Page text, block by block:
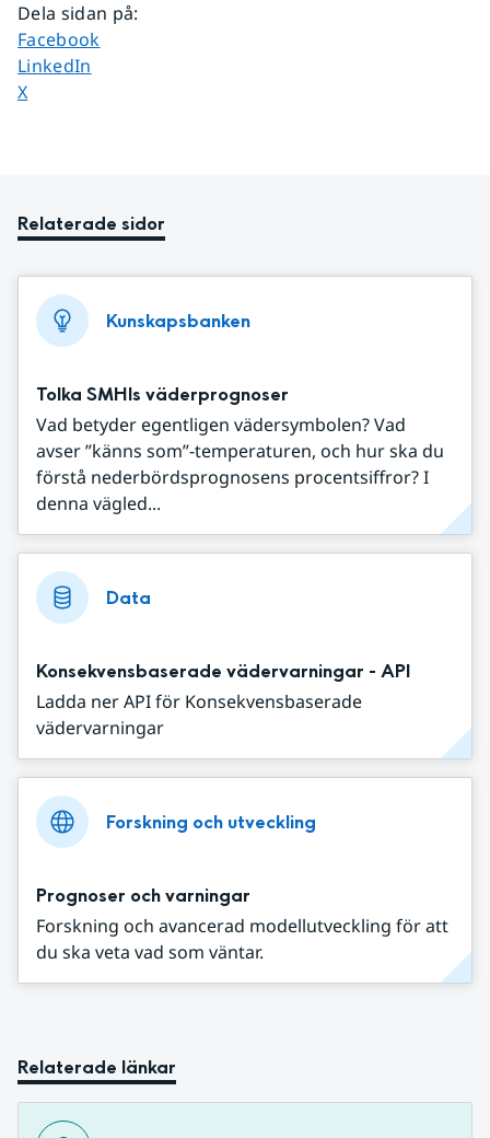
Dela sidan på:
Dela sidan på
Facebook
Dela sidan på
LinkedIn
Dela sidan på
X
Relaterade sidor
Kunskapsbanken
Tolka SMHIs väderprognoser
Vad betyder egentligen vädersymbolen? Vad
avser ”känns som”-temperaturen, och hur ska du
förstå nederbördsprognosens procentsiffror? I
denna vägled...
Data
Konsekvensbaserade vädervarningar - API
Ladda ner API för Konsekvensbaserade
vädervarningar
Forskning och utveckling
Prognoser och varningar
Forskning och avancerad modellutveckling för att
du ska veta vad som väntar.
Relaterade länkar